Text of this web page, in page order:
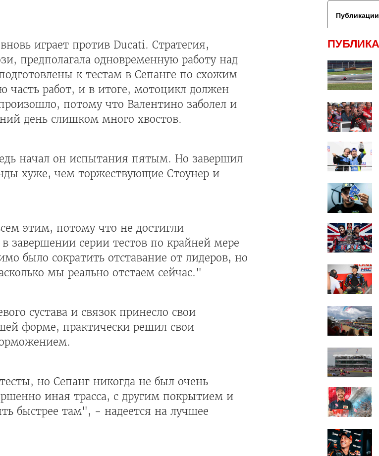
играет против Ducati. Стратегия,
предполагала одновременную работу над
к тестам в Сепанге по схожим
работ, и в итоге, мотоцикл должен
потому что Валентино заболел и
день слишком много хвостов.
начал он испытания пятым. Но завершил
хуже, чем торжествующие Стоунер и
этим, потому что не достигли
завершении серии тестов по крайней мере
было сократить отставание от лидеров, но
мы реально отстаем сейчас."
сустава и связок принесло свои
форме, практически решил свои
но Сепанг никогда не был очень
иная трасса, с другим покрытием и
быстрее там", - надеется на лучшее